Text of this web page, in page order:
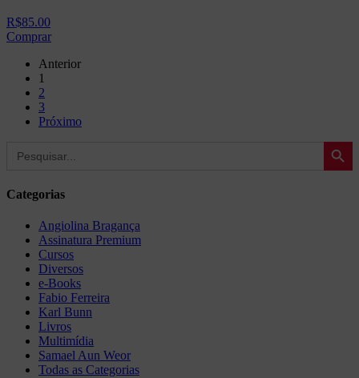
R$85.00
Comprar
Anterior
1
2
3
Próximo
for:
Search Button
Categorias
Angiolina Bragança
Assinatura Premium
Cursos
Diversos
e-Books
Fabio Ferreira
Karl Bunn
Livros
Multimídia
Samael Aun Weor
Todas as Categorias